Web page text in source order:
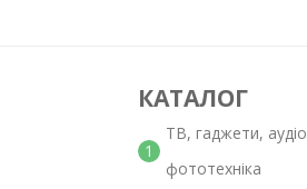
КАТАЛОГ
ТВ, гаджети,
фототехніка
1